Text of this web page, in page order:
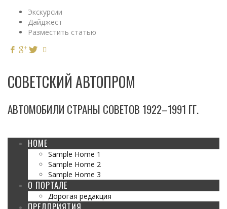
Экскурсии
Дайджест
Разместить статью
СОВЕТСКИЙ АВТОПРОМ
АВТОМОБИЛИ СТРАНЫ СОВЕТОВ 1922–1991 ГГ.
HOME
Sample Home 1
Sample Home 2
Sample Home 3
О ПОРТАЛЕ
Дорогая редакция